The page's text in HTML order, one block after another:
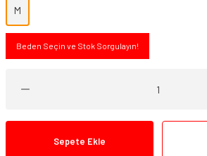
M
Beden Seçin ve Stok Sorgulayın!
Sepete Ekle